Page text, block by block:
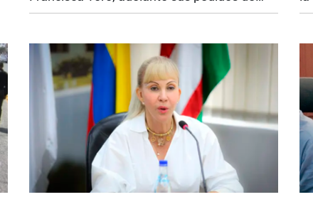
Navidad y le presentará una carta del Niño